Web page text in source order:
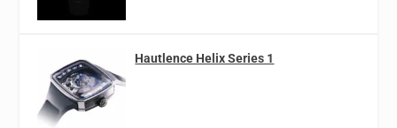
Hautlence Helix Series 1